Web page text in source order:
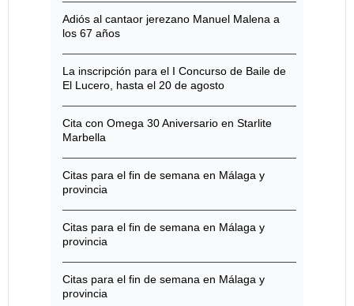
Adiós al cantaor jerezano Manuel Malena a
los 67 años
La inscripción para el I Concurso de Baile de
El Lucero, hasta el 20 de agosto
Cita con Omega 30 Aniversario en Starlite
Marbella
Citas para el fin de semana en Málaga y
provincia
Citas para el fin de semana en Málaga y
provincia
Citas para el fin de semana en Málaga y
provincia